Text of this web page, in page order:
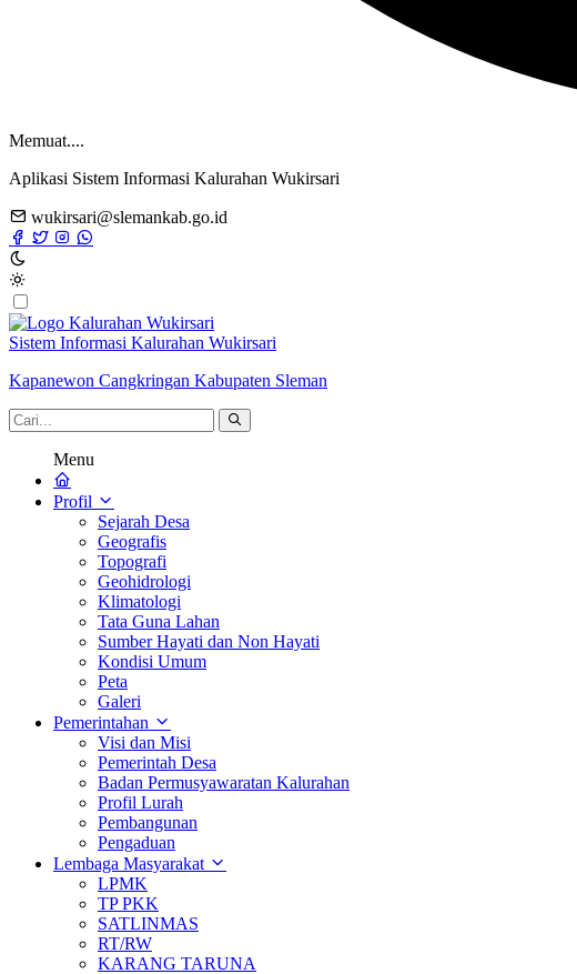
Memuat....
Aplikasi Sistem Informasi Kalurahan Wukirsari
wukirsari@slemankab.go.id
Sistem Informasi Kalurahan Wukirsari
Kapanewon Cangkringan Kabupaten Sleman
Menu
Profil
Sejarah Desa
Geografis
Topografi
Geohidrologi
Klimatologi
Tata Guna Lahan
Sumber Hayati dan Non Hayati
Kondisi Umum
Peta
Galeri
Pemerintahan
Visi dan Misi
Pemerintah Desa
Badan Permusyawaratan Kalurahan
Profil Lurah
Pembangunan
Pengaduan
Lembaga Masyarakat
LPMK
TP PKK
SATLINMAS
RT/RW
KARANG TARUNA